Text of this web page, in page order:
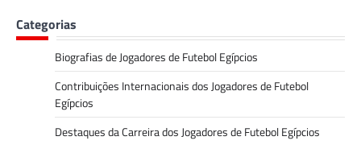
Categorias
Biografias de Jogadores de Futebol Egípcios
Contribuições Internacionais dos Jogadores de Futebol
Egípcios
Destaques da Carreira dos Jogadores de Futebol Egípcios